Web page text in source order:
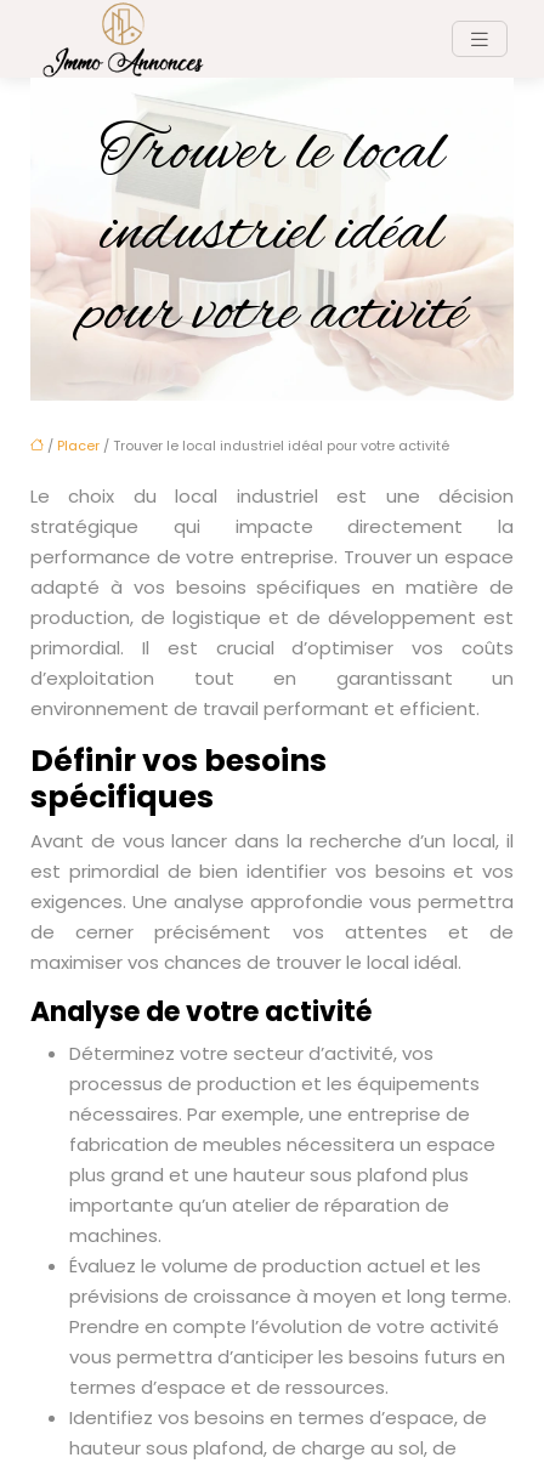
Trouver le local
industriel idéal
pour votre activité
/ Placer / Trouver le local industriel idéal pour votre activité
Le choix du local industriel est une décision
stratégique qui impacte directement la
performance de votre entreprise. Trouver un espace
adapté à vos besoins spécifiques en matière de
production, de logistique et de développement est
primordial. Il est crucial d’optimiser vos coûts
d’exploitation tout en garantissant un
environnement de travail performant et efficient.
Définir vos besoins
spécifiques
Avant de vous lancer dans la recherche d’un local, il
est primordial de bien identifier vos besoins et vos
exigences. Une analyse approfondie vous permettra
de cerner précisément vos attentes et de
maximiser vos chances de trouver le local idéal.
Analyse de votre activité
Déterminez votre secteur d’activité, vos
processus de production et les équipements
nécessaires. Par exemple, une entreprise de
fabrication de meubles nécessitera un espace
plus grand et une hauteur sous plafond plus
importante qu’un atelier de réparation de
machines.
Évaluez le volume de production actuel et les
prévisions de croissance à moyen et long terme.
Prendre en compte l’évolution de votre activité
vous permettra d’anticiper les besoins futurs en
termes d’espace et de ressources.
Identifiez vos besoins en termes d’espace, de
hauteur sous plafond, de charge au sol, de